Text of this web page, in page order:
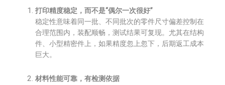
打印精度稳定，而不是“偶尔一次很好”
稳定性意味着同一批、不同批次的零件尺寸偏差控制在
合理范围内，装配顺畅，测试结果可复现。尤其在结构
件、小型精密件上，如果精度忽上忽下，后期返工成本
巨大。
材料性能可靠，有检测依据